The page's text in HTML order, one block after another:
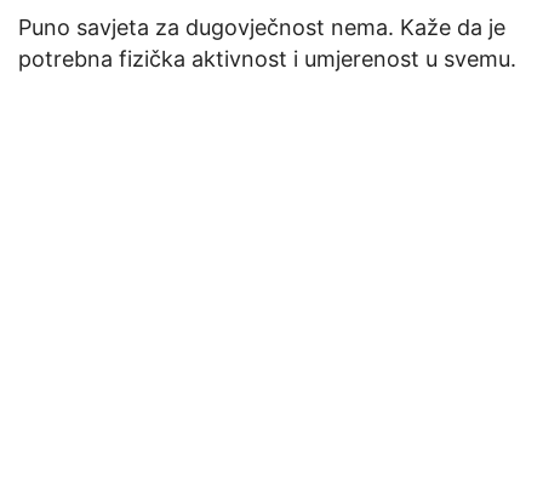
Puno savjeta za dugovječnost nema. Kaže da je
potrebna fizička aktivnost i umjerenost u svemu.